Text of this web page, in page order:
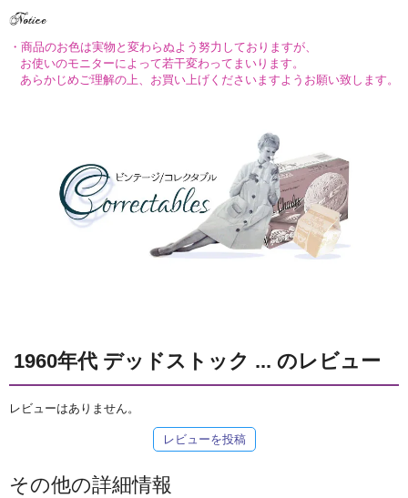
・商品のお色は実物と変わらぬよう努力しておりますが、
お使いのモニターによって若干変わってまいります。
あらかじめご理解の上、お買い上げくださいますようお願い致します。
1960年代 デッドストック ... のレビュー
レビューはありません。
レビューを投稿
その他の詳細情報